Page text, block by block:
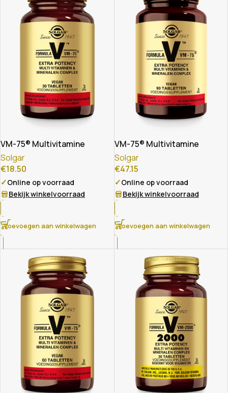
VM-75® Multivitamine
Solgar
€18.50
✓Online op voorraad
Bekijk winkelvoorraad
Toevoegen aan winkelwagen
VM-75® Multivitamine
Solgar
€47.15
✓Online op voorraad
Bekijk winkelvoorraad
Toevoegen aan winkelwagen